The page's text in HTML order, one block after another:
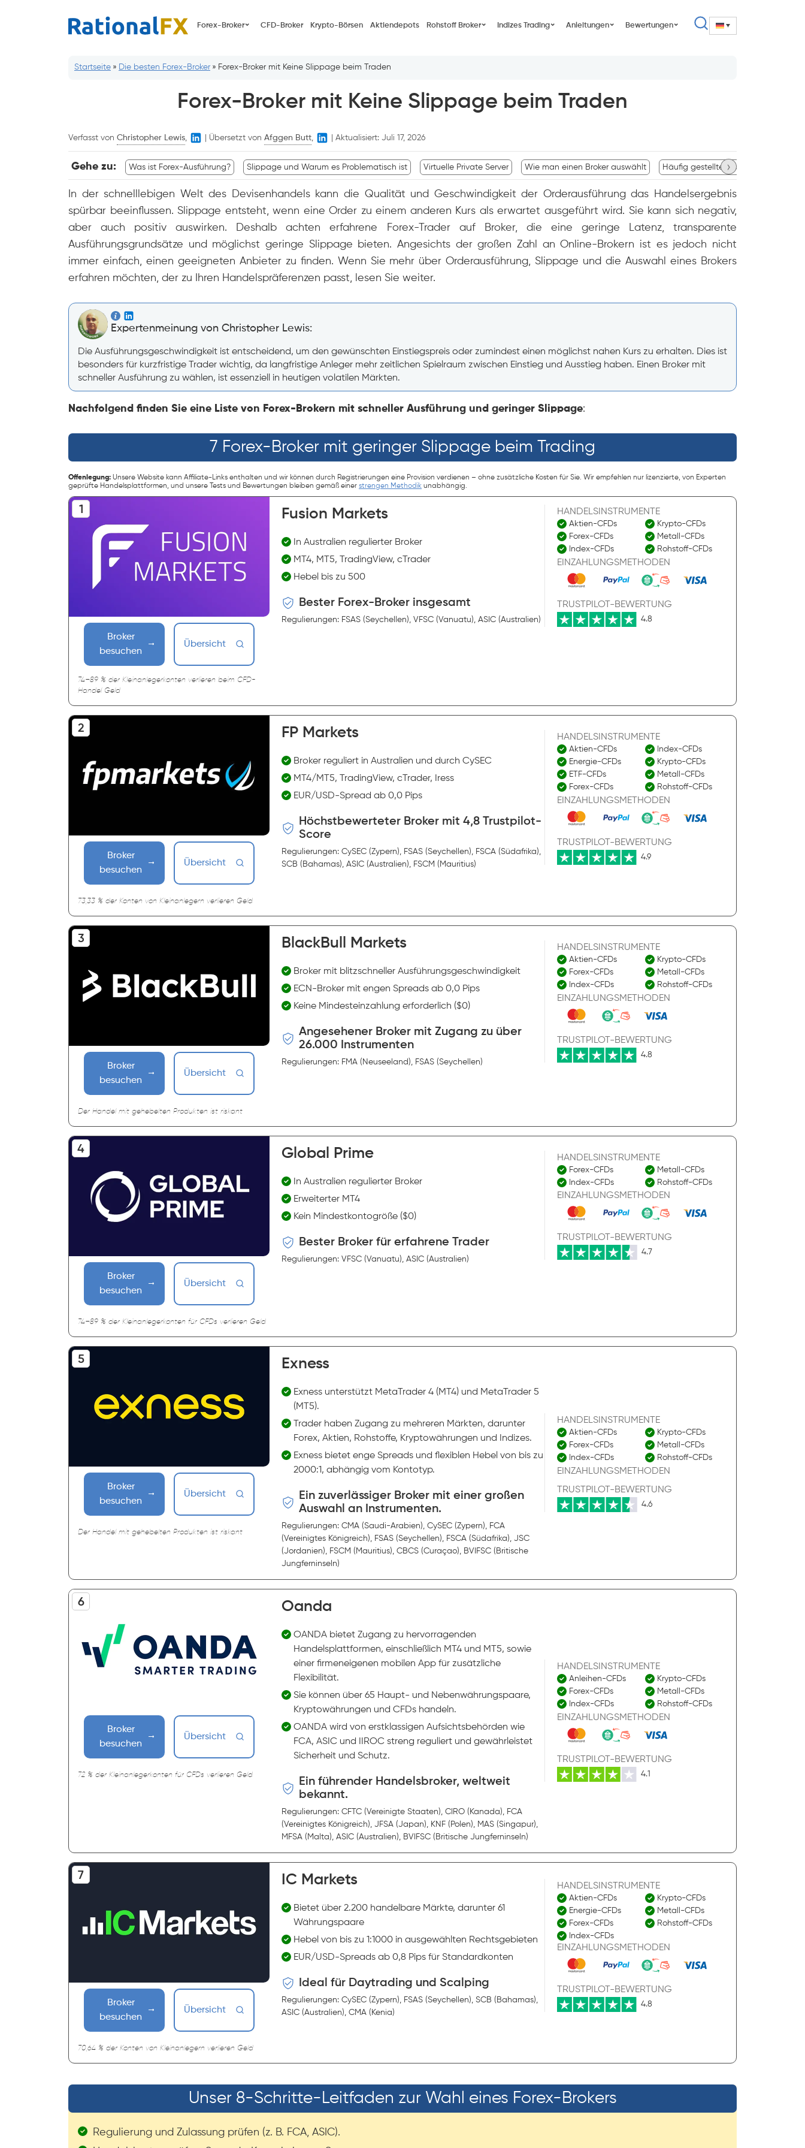
Forex-Broker CFD-Broker Krypto-Börsen Aktiendepots Rohstoff Broker Indizes Trading Anleitungen Bewertungen
Startseite » Die besten Forex-Broker » Forex-Broker mit Keine Slippage beim Traden
Forex-Broker mit Keine Slippage beim Traden
Verfasst von Christopher Lewis Übersetzt von Afggen Butt Aktualisiert: Juli 17, 2026
Gehe zu: Was ist Forex-Ausführung? Slippage und Warum es Problematisch ist Virtuelle Private Server Wie man einen Broker auswählt Häufig gestellte Fragen
›
In der schnelllebigen Welt des Devisenhandels kann die Qualität und Geschwindigkeit der Orderausführung das Handelsergebnis
spürbar beeinflussen. Slippage entsteht, wenn eine Order zu einem anderen Kurs als erwartet ausgeführt wird. Sie kann sich negativ,
aber auch positiv auswirken. Deshalb achten erfahrene Forex-Trader auf Broker, die eine geringe Latenz, transparente
Ausführungsgrundsätze und möglichst geringe Slippage bieten. Angesichts der großen Zahl an Online-Brokern ist es jedoch nicht
immer einfach, einen geeigneten Anbieter zu finden. Wenn Sie mehr über Orderausführung, Slippage und die Auswahl eines Brokers
erfahren möchten, der zu Ihren Handelspräferenzen passt, lesen Sie weiter.
Expertenmeinung von Christopher Lewis:
Die Ausführungsgeschwindigkeit ist entscheidend, um den gewünschten Einstiegspreis oder zumindest einen möglichst nahen Kurs zu erhalten. Dies ist
besonders für kurzfristige Trader wichtig, da langfristige Anleger mehr zeitlichen Spielraum zwischen Einstieg und Ausstieg haben. Einen Broker mit
schneller Ausführung zu wählen, ist essenziell in heutigen volatilen Märkten.
Nachfolgend finden Sie eine Liste von Forex-Brokern mit schneller Ausführung und geringer Slippage:
7 Forex-Broker mit geringer Slippage beim Trading
Offenlegung: Unsere Website kann Affiliate-Links enthalten und wir können durch Registrierungen eine Provision verdienen – ohne zusätzliche Kosten für Sie. Wir empfehlen nur lizenzierte, von Experten
geprüfte Handelsplattformen, und unsere Tests und Bewertungen bleiben gemäß einer strengen Methodik unabhängig.
Broker
besuchen
Übersicht
74–89 % der Kleinanlegerkonten verlieren beim CFD-
Handel Geld
Fusion Markets
In Australien regulierter Broker
MT4, MT5, TradingView, cTrader
Hebel bis zu 500
Bester Forex-Broker insgesamt
Regulierungen: FSAS (Seychellen), VFSC (Vanuatu), ASIC (Australien)
HANDELSINSTRUMENTE
Aktien-CFDs
Forex-CFDs
Index-CFDs
Krypto-CFDs
Metall-CFDs
Rohstoff-CFDs
EINZAHLUNGSMETHODEN
TRUSTPILOT-BEWERTUNG
4.8
Broker
besuchen
Übersicht
73,33 % der Konten von Kleinanlegern verlieren Geld
FP Markets
Broker reguliert in Australien und durch CySEC
MT4/MT5, TradingView, cTrader, Iress
EUR/USD-Spread ab 0,0 Pips
Höchstbewerteter Broker mit 4,8 Trustpilot-
Score
Regulierungen: CySEC (Zypern), FSAS (Seychellen), FSCA (Südafrika),
SCB (Bahamas), ASIC (Australien), FSCM (Mauritius)
HANDELSINSTRUMENTE
Aktien-CFDs
Energie-CFDs
ETF-CFDs
Forex-CFDs
Index-CFDs
Krypto-CFDs
Metall-CFDs
Rohstoff-CFDs
EINZAHLUNGSMETHODEN
TRUSTPILOT-BEWERTUNG
4.9
Broker
besuchen
Übersicht
Der Handel mit gehebelten Produkten ist riskant
BlackBull Markets
Broker mit blitzschneller Ausführungsgeschwindigkeit
ECN-Broker mit engen Spreads ab 0,0 Pips
Keine Mindesteinzahlung erforderlich ($0)
Angesehener Broker mit Zugang zu über
26.000 Instrumenten
Regulierungen: FMA (Neuseeland), FSAS (Seychellen)
HANDELSINSTRUMENTE
Aktien-CFDs
Forex-CFDs
Index-CFDs
Krypto-CFDs
Metall-CFDs
Rohstoff-CFDs
EINZAHLUNGSMETHODEN
TRUSTPILOT-BEWERTUNG
4.8
Broker
besuchen
Übersicht
74–89 % der Kleinanlegerkonten für CFDs verlieren Geld
Global Prime
In Australien regulierter Broker
Erweiterter MT4
Kein Mindestkontogröße ($0)
Bester Broker für erfahrene Trader
Regulierungen: VFSC (Vanuatu), ASIC (Australien)
HANDELSINSTRUMENTE
Forex-CFDs
Index-CFDs
Metall-CFDs
Rohstoff-CFDs
EINZAHLUNGSMETHODEN
TRUSTPILOT-BEWERTUNG
4.7
Broker
besuchen
Übersicht
Der Handel mit gehebelten Produkten ist riskant
Exness
Exness unterstützt MetaTrader 4 (MT4) und MetaTrader 5
(MT5).
Trader haben Zugang zu mehreren Märkten, darunter
Forex, Aktien, Rohstoffe, Kryptowährungen und Indizes.
Exness bietet enge Spreads und flexiblen Hebel von bis zu
2000:1, abhängig vom Kontotyp.
Ein zuverlässiger Broker mit einer großen
Auswahl an Instrumenten.
Regulierungen: CMA (Saudi-Arabien), CySEC (Zypern), FCA
(Vereinigtes Königreich), FSAS (Seychellen), FSCA (Südafrika), JSC
(Jordanien), FSCM (Mauritius), CBCS (Curaçao), BVIFSC (Britische
Jungferninseln)
HANDELSINSTRUMENTE
Aktien-CFDs
Forex-CFDs
Index-CFDs
Krypto-CFDs
Metall-CFDs
Rohstoff-CFDs
EINZAHLUNGSMETHODEN
TRUSTPILOT-BEWERTUNG
4.6
Broker
besuchen
Übersicht
72 % der Kleinanlegerkonten für CFDs verlieren Geld
Oanda
OANDA bietet Zugang zu hervorragenden
Handelsplattformen, einschließlich MT4 und MT5, sowie
einer firmeneigenen mobilen App für zusätzliche
Flexibilität.
Sie können über 65 Haupt- und Nebenwährungspaare,
Kryptowährungen und CFDs handeln.
OANDA wird von erstklassigen Aufsichtsbehörden wie
FCA, ASIC und IIROC streng reguliert und gewährleistet
Sicherheit und Schutz.
Ein führender Handelsbroker, weltweit
bekannt.
Regulierungen: CFTC (Vereinigte Staaten), CIRO (Kanada), FCA
(Vereinigtes Königreich), JFSA (Japan), KNF (Polen), MAS (Singapur),
MFSA (Malta), ASIC (Australien), BVIFSC (Britische Jungferninseln)
HANDELSINSTRUMENTE
Anleihen-CFDs
Forex-CFDs
Index-CFDs
Krypto-CFDs
Metall-CFDs
Rohstoff-CFDs
EINZAHLUNGSMETHODEN
TRUSTPILOT-BEWERTUNG
4.1
Broker
besuchen
Übersicht
70,64 % der Konten von Kleinanlegern verlieren Geld
IC Markets
Bietet über 2.200 handelbare Märkte, darunter 61
Währungspaare
Hebel von bis zu 1:1000 in ausgewählten Rechtsgebieten
EUR/USD-Spreads ab 0,8 Pips für Standardkonten
Ideal für Daytrading und Scalping
Regulierungen: CySEC (Zypern), FSAS (Seychellen), SCB (Bahamas),
ASIC (Australien), CMA (Kenia)
HANDELSINSTRUMENTE
Aktien-CFDs
Energie-CFDs
Forex-CFDs
Index-CFDs
Krypto-CFDs
Metall-CFDs
Rohstoff-CFDs
EINZAHLUNGSMETHODEN
TRUSTPILOT-BEWERTUNG
4.8
Unser 8-Schritte-Leitfaden zur Wahl eines Forex-Brokers
Regulierung und Zulassung prüfen (z. B. FCA, ASIC).